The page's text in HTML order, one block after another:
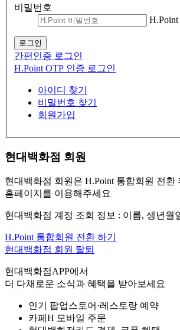
비밀번호
로그인
간편인증 로그인
H.Point OTP 인증 로그인
아이디 찾기
비밀번호 찾기
회원가입
현대백화점 회원
현대백화점 회원은 H.Point 통합회원 전환
홈페이지를 이용해주세요
현대백화점 계정 조회 정보 : 이름, 생년월
H.Point 통합회원 전환 하기
현대백화점 회원 탈퇴
현대백화점APP에서
더 다채로운 소식과 혜택을 받아보세요
인기 팝업스토어·레스토랑 예약
카페H 모바일 주문